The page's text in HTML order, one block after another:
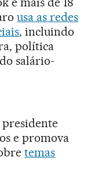
usa as redes
, incluindo
política
salário-
e promova
temas